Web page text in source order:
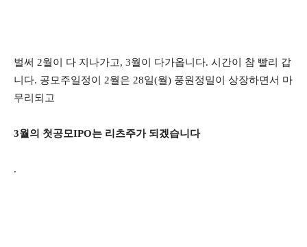
벌써 2월이 다 지나가고, 3월이 다가옵니다. 시간이 참 빨리 갑
니다. 공모주일정이 2월은 28일(월) 풍원정밀이 상장하면서 마
무리되고
3월의 첫공모IPO는 리츠주가 되겠습니다
.